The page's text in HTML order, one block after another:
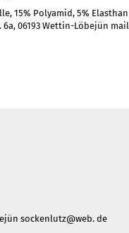
15% Polyamid, 5% Elasthan
06193 Wettin-Löbejün
sockenlutz@web. de